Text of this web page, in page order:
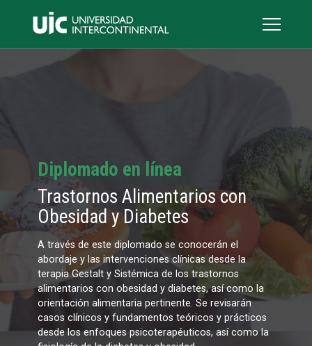
Diplomado en línea
Trastornos Alimentarios con
Obesidad y Diabetes
A través de este diplomado se conocerán el
abordaje y las intervenciones clínicas desde la
terapia Gestalt y Sistémica de los trastornos
alimentarios con obesidad y diabetes, así como la
orientación alimentaria pertinente. Se revisarán
casos clínicos y fundamentos teóricos y prácticos
desde los enfoques psicoterapéuticos, así como la